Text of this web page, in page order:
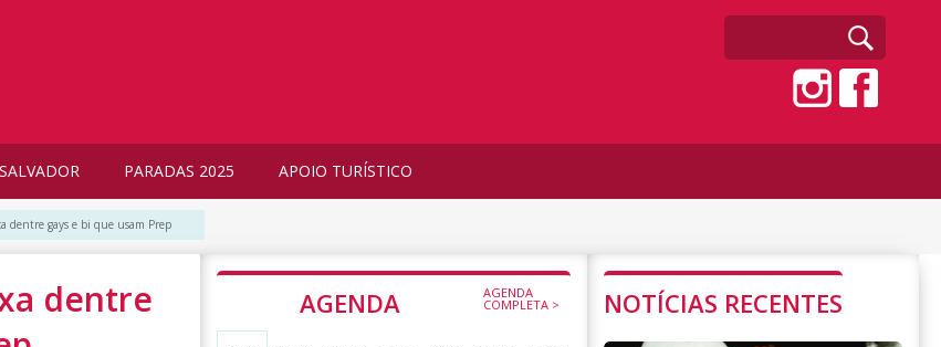
PARADAS 2025 APOIO TURÍSTICO
dentre gays e bi que usam Prep
dentre
AGENDA AGENDA
COMPLETA > NOTÍCIAS RECENTES